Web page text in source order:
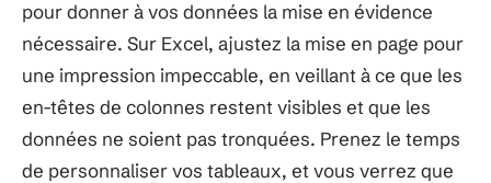
pour donner à vos données la mise en évidence
nécessaire. Sur Excel, ajustez la mise en page pour
une impression impeccable, en veillant à ce que les
en-têtes de colonnes restent visibles et que les
données ne soient pas tronquées. Prenez le temps
de personnaliser vos tableaux, et vous verrez que